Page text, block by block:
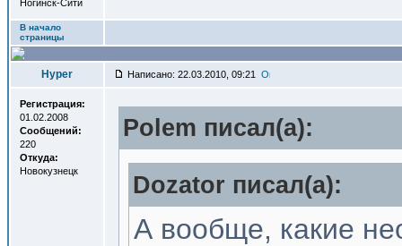
Ногинск-Сити
В начало
страницы
Hyper Написано: 22.03.2010, 09:21
Регистрация:
01.02.2008
Сообщений:
220
Откуда:
Новокузнецк
Polem писал(a):
Dozator писал(a):
А вообще, какие